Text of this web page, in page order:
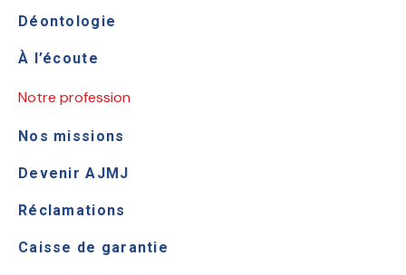
Déontologie
À l’écoute
Notre profession
Nos missions
Devenir AJMJ
Réclamations
Caisse de garantie